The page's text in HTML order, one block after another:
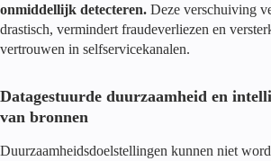
onmiddellijk detecteren. Deze verschuiving
drastisch, vermindert fraudeverliezen en
vertrouwen in selfservicekanalen.
Datagestuurde duurzaamheid en
van bronnen
Duurzaamheidsdoelstellingen kunnen niet